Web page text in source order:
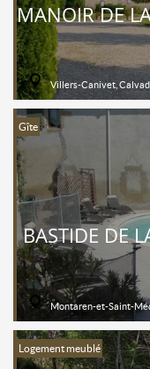
MANOIR DE LA
Villers-Canivet,
Gîte
BASTIDE DE
Montaren-et-Saint-
Logement meublé